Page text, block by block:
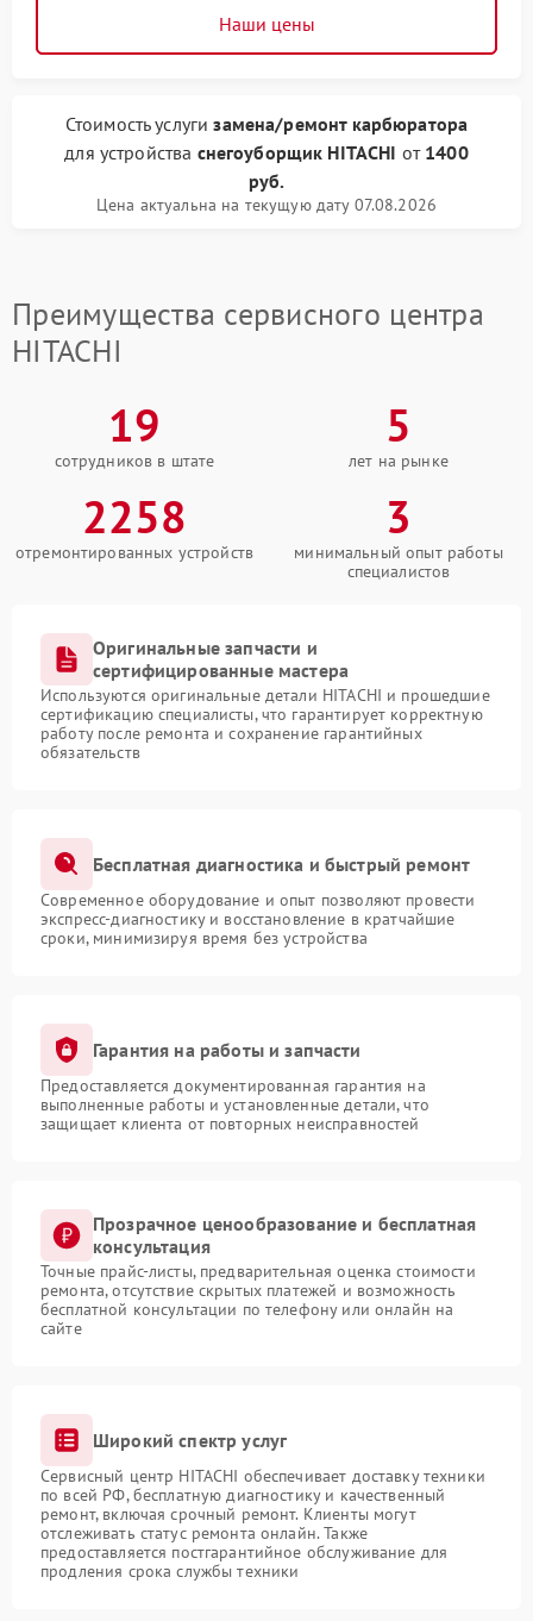
Наши цены
Стоимость услугизамена/pемонт карбюратора
для устройства снегоуборщик HITACHI от 1400
руб.
Цена актуальна на текущую дату 07.08.2026
Преимущества сервисного центра
HITACHI
19
сотрудников в штате
5
лет на рынке
2258
отремонтированных устройств
3
минимальный опыт работы
специалистов
Оригинальные запчасти и
сертифицированные мастера
Используются оригинальные детали HITACHI и прошедшие
сертификацию специалисты, что гарантирует корректную
работу после ремонта и сохранение гарантийных
обязательств
Бесплатная диагностика и быстрый ремонт
Современное оборудование и опыт позволяют провести
экспресс-диагностику и восстановление в кратчайшие
сроки, минимизируя время без устройства
Гарантия на работы и запчасти
Предоставляется документированная гарантия на
выполненные работы и установленные детали, что
защищает клиента от повторных неисправностей
Прозрачное ценообразование и бесплатная
консультация
Точные прайс-листы, предварительная оценка стоимости
ремонта, отсутствие скрытых платежей и возможность
бесплатной консультации по телефону или онлайн на
сайте
Широкий спектр услуг
Сервисный центр HITACHI обеспечивает доставку техники
по всей РФ, бесплатную диагностику и качественный
ремонт, включая срочный ремонт. Клиенты могут
отслеживать статус ремонта онлайн. Также
предоставляется постгарантийное обслуживание для
продления срока службы техники